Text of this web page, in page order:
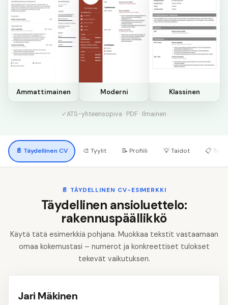
Ammattimainen Moderni Klassinen
✓ATS-yhteensopiva · PDF · Ilmainen
📄 Täydellinen CV 🎨 Tyylit 📝 Profiili 💡 Taidot 📋
📄 TÄYDELLINEN CV-ESIMERKKI
Täydellinen ansioluettelo:
rakennuspäällikkö
Käytä tätä esimerkkiä pohjana. Muokkaa tekstit vastaamaan
omaa kokemustasi – numerot ja konkreettiset tulokset
tekevät vaikutuksen.
Jari Mäkinen